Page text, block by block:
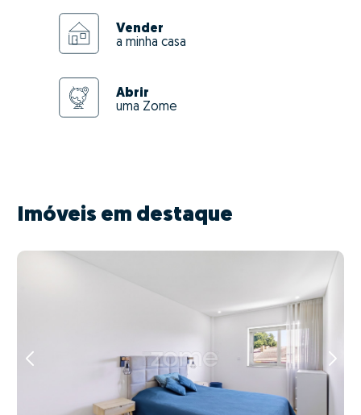
Vender
a minha casa
Abrir
uma Zome
Imóveis em destaque